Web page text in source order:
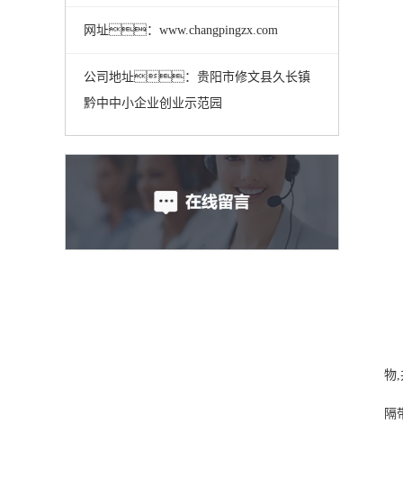
网址：www.changpingzx.com
公司地址：贵阳市修文县久长镇
黔中中小企业创业示范园
物,
隔